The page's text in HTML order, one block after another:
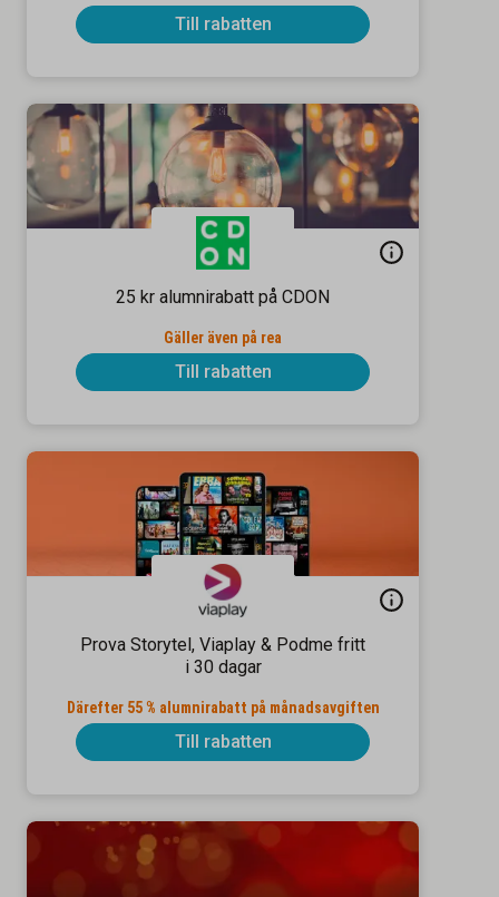
Till rabatten
25 kr alumnirabatt på CDON
Gäller även på rea
Till rabatten
Prova Storytel, Viaplay & Podme fritt
i 30 dagar
Därefter 55 % alumnirabatt på månadsavgiften
Till rabatten